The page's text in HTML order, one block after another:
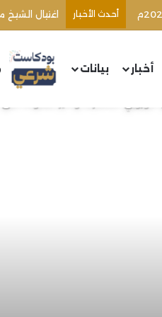
أحدث الأخبار اغتيال
أخبار بيانات